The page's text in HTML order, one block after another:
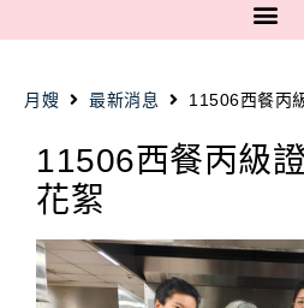
月嫂 最新消息 11506西餐丙
11506西餐丙級
花絮